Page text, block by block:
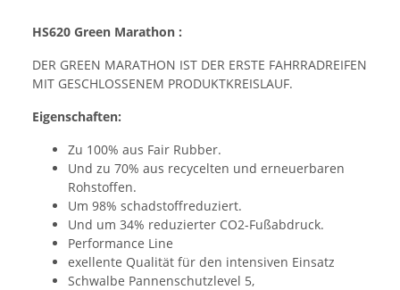
HS620 Green Marathon :
DER GREEN MARATHON IST DER ERSTE FAHRRADREIFEN
MIT GESCHLOSSENEM PRODUKTKREISLAUF.
Eigenschaften:
Zu 100% aus Fair Rubber.
Und zu 70% aus recycelten und erneuerbaren
Rohstoffen.
Um 98% schadstoffreduziert.
Und um 34% reduzierter CO2-Fußabdruck.
Performance Line
exellente Qualität für den intensiven Einsatz
Schwalbe Pannenschutzlevel 5,